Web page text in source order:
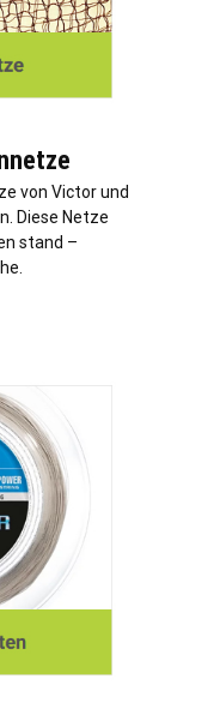
von Victor und
Diese Netze
stand –